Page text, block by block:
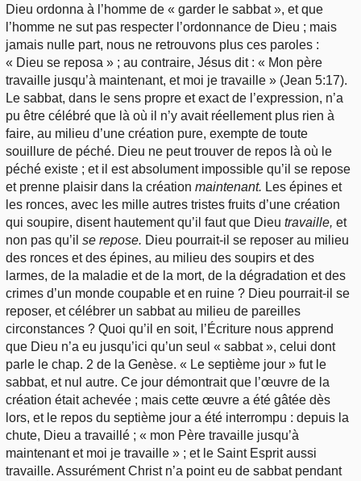
Dieu ordonna à l’homme de « garder le sabbat », et que
l’homme ne sut pas respecter l’ordonnance de Dieu ; mais
jamais nulle part, nous ne retrouvons plus ces paroles :
« Dieu se reposa » ; au contraire, Jésus dit : « Mon père
travaille jusqu’à maintenant, et moi je travaille » (Jean 5:17).
Le sabbat, dans le sens propre et exact de l’expression, n’a
pu être célébré que là où il n’y avait réellement plus rien à
faire, au milieu d’une création pure, exempte de toute
souillure de péché. Dieu ne peut trouver de repos là où le
péché existe ; et il est absolument impossible qu’il se repose
et prenne plaisir dans la création maintenant. Les épines et
les ronces, avec les mille autres tristes fruits d’une création
qui soupire, disent hautement qu’il faut que Dieu travaille, et
non pas qu’il se repose. Dieu pourrait-il se reposer au milieu
des ronces et des épines, au milieu des soupirs et des
larmes, de la maladie et de la mort, de la dégradation et des
crimes d’un monde coupable et en ruine ? Dieu pourrait-il se
reposer, et célébrer un sabbat au milieu de pareilles
circonstances ? Quoi qu’il en soit, l’Écriture nous apprend
que Dieu n’a eu jusqu’ici qu’un seul « sabbat », celui dont
parle le chap. 2 de la Genèse. « Le septième jour » fut le
sabbat, et nul autre. Ce jour démontrait que l’œuvre de la
création était achevée ; mais cette œuvre a été gâtée dès
lors, et le repos du septième jour a été interrompu : depuis la
chute, Dieu a travaillé ; « mon Père travaille jusqu’à
maintenant et moi je travaille » ; et le Saint Esprit aussi
travaille. Assurément Christ n’a point eu de sabbat pendant